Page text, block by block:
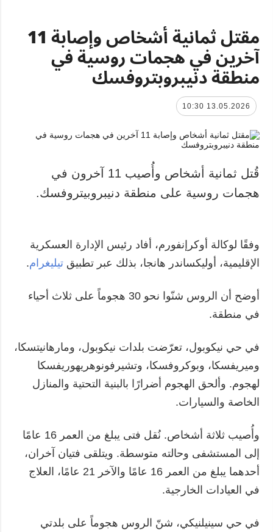
مقتل ثمانية أشخاص وإصابة 11
آخرين في هجمات روسية في
منطقة دنيبروبتروفسك
13.05.2026 10:30
قُتل ثمانية أشخاص وأُصيب 11 آخرون في
هجمات روسية على منطقة دنيبروبيتروفسك.
وفقًا لوكالة أوكرإنفورم، أفاد رئيس الإدارة العسكرية
الإقليمية، أوليكساندر هانجا، بذلك عبر تطبيقتيليغرام.
أوضح أن الروس شنّوا نحو 30 هجوماً على ثلاث أحياء
في منطقة.
في حي نيكوبول، تعرّضت بلدات نيكوبول، ومارهانيتسكا،
وميريفسكا، وبوكروفسكا، وتشيرفونوهريهوريفسكا
لهجوم. وألحق الهجوم أضرارًا بالبنية التحتية والمنازل
الخاصة والسيارات.
وأُصيب ثلاثة أشخاص. نُقل فتى يبلغ من العمر 16 عامًا
إلى المستشفى وحالته متوسطة. ويتلقى فتيان آخران،
أحدهما يبلغ من العمر 16 عامًا والآخر 21 عامًا، العلاج
في العيادات الخارجية.
في حي سينيلنيكي، شنّ الروس هجوماً على بلدتي